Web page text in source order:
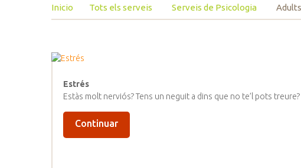
Inicio Tots els serveis Serveis de Psicologia Adults
Estrés
Estàs molt nerviós? Tens un neguit a dins que no te’l pots
Continuar